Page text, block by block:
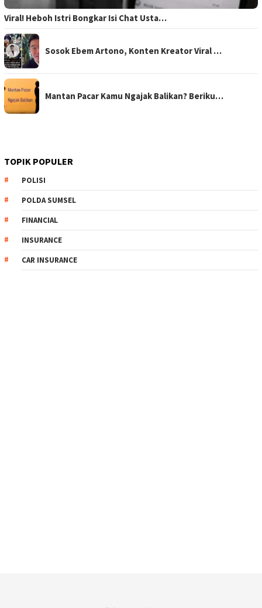
Viral! Heboh Istri Bongkar Isi Chat Usta…
Sosok Ebem Artono, Konten Kreator Viral …
Mantan Pacar Kamu Ngajak Balikan? Beriku…
TOPIK POPULER
POLISI
POLDA SUMSEL
FINANCIAL
INSURANCE
CAR INSURANCE